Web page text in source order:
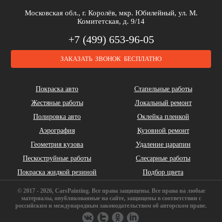
Daihatsu Dodge
Ferrari
Московская обл., г. Королёв, мкр. Юбилейный, ул. М.
Комитетская, д. 9/14
+7 (499) 653-96-05
ЗАКАЗАТЬ ЗВОНОК БЕСПЛАТНО
Покраска авто
Стапельные работы
Жестяные работы
Локальный ремонт
Полировка авто
Оклейка пленкой
Аэрография
Кузовной ремонт
Геометрия кузова
Удаление царапин
Пескоструйные работы
Слесарные работы
Покраска жидкой резиной
Подбор цвета
© 2017 - 2026, CarsPainting. Все права защищены. Все права на любые
материалы, опубликованные на сайте, защищены в соответствии с
российским и международным законодательством об авторском праве.